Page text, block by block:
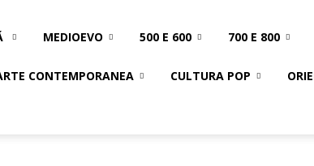
MEDIOEVO 500 E 600 700 E 800
CONTEMPORANEA CULTURA POP